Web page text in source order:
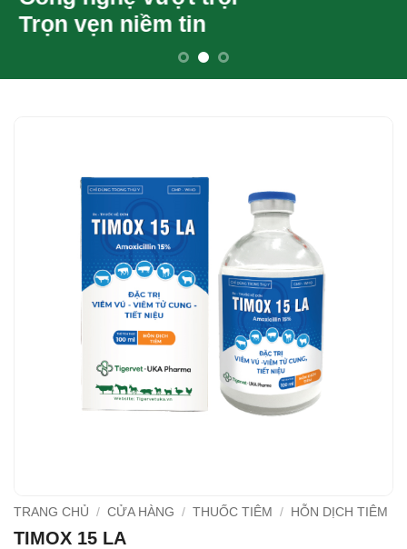
Trọn vẹn niềm tin
TRANG CHỦ / CỬA HÀNG / THUỐC TIÊM / HỖN DỊCH TIÊM
TIMOX 15 LA